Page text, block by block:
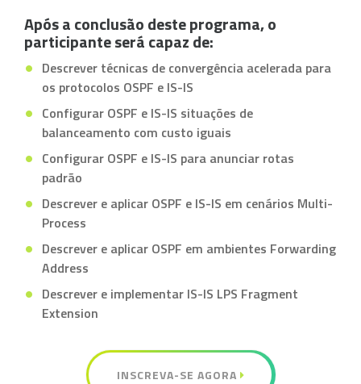
Após a conclusão deste programa, o
participante será capaz de:
Descrever técnicas de convergência acelerada para
os protocolos OSPF e IS-IS
Configurar OSPF e IS-IS situações de
balanceamento com custo iguais
Configurar OSPF e IS-IS para anunciar rotas
padrão
Descrever e aplicar OSPF e IS-IS em cenários Multi-
Process
Descrever e aplicar OSPF em ambientes Forwarding
Address
Descrever e implementar IS-IS LPS Fragment
Extension
INSCREVA-SE AGORA